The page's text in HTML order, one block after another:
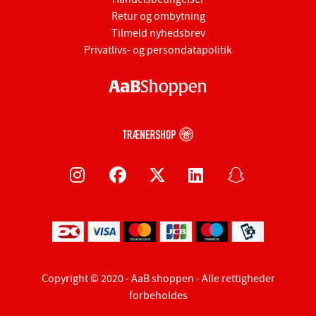
Retur og ombytning
Tilmeld nyhedsbrev
Privatlivs- og persondatapolitik
Copyright © 2020 - AaB shoppen - Alle rettigheder
forbeholdes